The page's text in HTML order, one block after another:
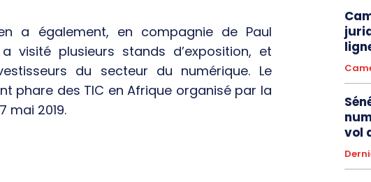
a également, en compagnie de Paul
visité plusieurs stands d’exposition, et
du secteur du numérique. Le
phare des TIC en Afrique organisé par la
mai 2019.
vol